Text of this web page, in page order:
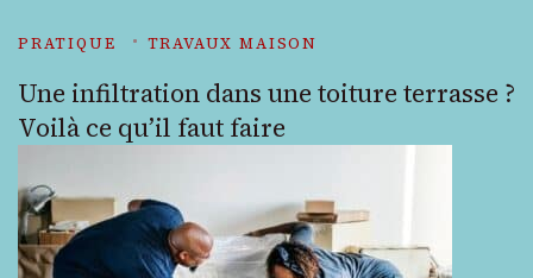
PRATIQUE TRAVAUX MAISON
Une infiltration dans une toiture terrasse ?
Voilà ce qu’il faut faire